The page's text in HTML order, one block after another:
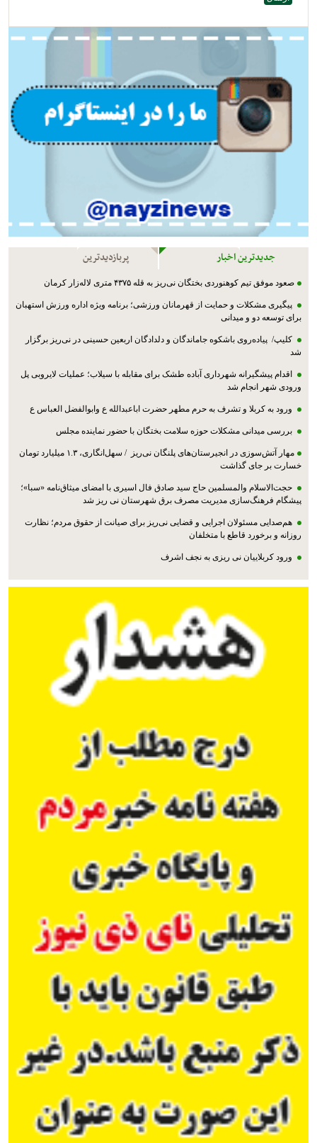
جدیدترین اخبار پربازدیدترین
صعود موفق تیم کوهنوردی بختگان نی‌ریز به قله ۴۳۷۵ متری لاله‌زار کرمان
پیگیری مشکلات و حمایت از قهرمانان ورزشی؛ برنامه ویژه اداره ورزش استهبان
برای توسعه دو و میدانی
کلیپ/ پیاده‌روی باشکوه جاماندگان و دلدادگان اربعین حسینی در نی‌ریز برگزار
شد
اقدام پیشگیرانه شهرداری آباده طشک برای مقابله با سیلاب؛ عملیات لایروبی پل
ورودی شهر انجام شد
ورود به کربلا و تشرف به حرم مطهر حضرت اباعبدالله ع وابوالفضل العباس ع
بررسی میدانی مشکلات حوزه سلامت بختگان با حضور نماینده مجلس
مهار آتش‌سوزی در انجیرستان‌های پلنگان نی‌ریز / سهل‌انگاری، ۱.۳ میلیارد تومان
خسارت بر جای گذاشت
حجت‌الاسلام والمسلمین حاج سید صادق فال اسیری با امضای میثاق‌نامه «سبا»؛
پیشگام فرهنگ‌سازی مدیریت مصرف برق شهرستان نی ریز شد
هم‌صدایی مسئولان اجرایی و قضایی نی‌ریز برای صیانت از حقوق مردم؛ نظارت
روزانه و برخورد قاطع با متخلفان
ورود کربلاییان نی ریزی به نجف اشرف